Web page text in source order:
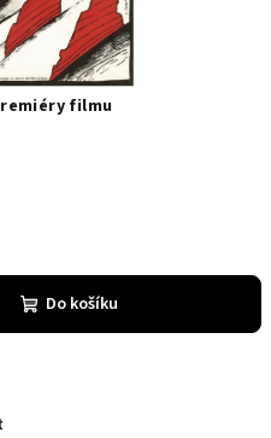
filmu
Do košíku